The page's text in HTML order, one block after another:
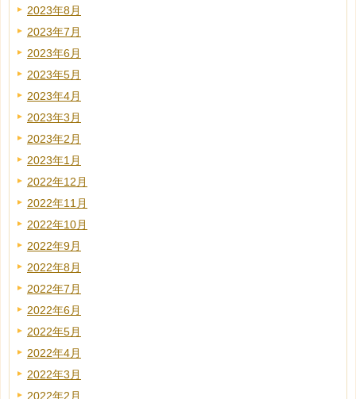
2023年8月
2023年7月
2023年6月
2023年5月
2023年4月
2023年3月
2023年2月
2023年1月
2022年12月
2022年11月
2022年10月
2022年9月
2022年8月
2022年7月
2022年6月
2022年5月
2022年4月
2022年3月
2022年2月